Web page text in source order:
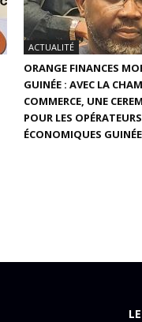
ACTUALITÉ
ORANGE FINANCES
GUINÉE : AVEC LA
COMMERCE, UNE
POUR LES OPÉRATEURS
ÉCONOMIQUES